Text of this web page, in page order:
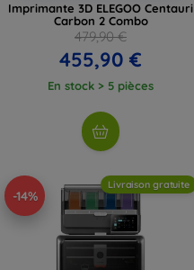
Imprimante 3D ELEGOO Centauri
Carbon 2 Combo
479,90 €
455,90 €
En stock > 5 pièces
-14%
Livraison gratuite